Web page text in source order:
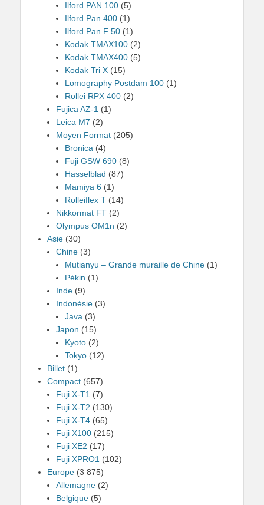
Ilford PAN 100 (5)
Ilford Pan 400 (1)
Ilford Pan F 50 (1)
Kodak TMAX100 (2)
Kodak TMAX400 (5)
Kodak Tri X (15)
Lomography Postdam 100 (1)
Rollei RPX 400 (2)
Fujica AZ-1 (1)
Leica M7 (2)
Moyen Format (205)
Bronica (4)
Fuji GSW 690 (8)
Hasselblad (87)
Mamiya 6 (1)
Rolleiflex T (14)
Nikkormat FT (2)
Olympus OM1n (2)
Asie (30)
Chine (3)
Mutianyu – Grande muraille de Chine (1)
Pékin (1)
Inde (9)
Indonésie (3)
Java (3)
Japon (15)
Kyoto (2)
Tokyo (12)
Billet (1)
Compact (657)
Fuji X-T1 (7)
Fuji X-T2 (130)
Fuji X-T4 (65)
Fuji X100 (215)
Fuji XE2 (17)
Fuji XPRO1 (102)
Europe (3 875)
Allemagne (2)
Belgique (5)